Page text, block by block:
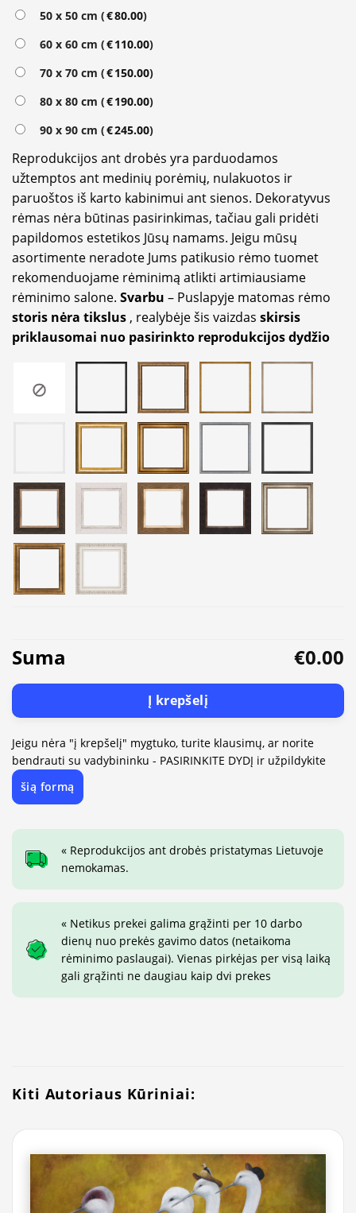
50 x 50 cm (€80.00)
60 x 60 cm (€110.00)
70 x 70 cm (€150.00)
80 x 80 cm (€190.00)
90 x 90 cm (€245.00)
Reprodukcijos ant drobės yra parduodamos
užtemptos ant medinių porėmių, nulakuotos ir
paruoštos iš karto kabinimui ant sienos. Dekoratyvus
rėmas nėra būtinas pasirinkimas, tačiau gali pridėti
papildomos estetikos Jūsų namams. Jeigu mūsų
asortimente neradote Jums patikusio rėmo tuomet
rekomenduojame rėminimą atlikti artimiausiame
rėminimo salone. Svarbu – Puslapyje matomas rėmo
storis nėra tikslus , realybėje šis vaizdas skirsis
priklausomai nuo pasirinkto reprodukcijos dydžio
Suma €0.00
Į krepšelį
Alternative:
Jeigu nėra "į krepšelį" mygtuko, turite klausimų, ar norite
bendrauti su vadybininku - PASIRINKITE DYDĮ ir užpildykite
šią formą
« Reprodukcijos ant drobės pristatymas Lietuvoje
nemokamas.
« Netikus prekei galima grąžinti per 10 darbo
dienų nuo prekės gavimo datos (netaikoma
rėminimo paslaugai). Vienas pirkėjas per visą laiką
gali grąžinti ne daugiau kaip dvi prekes
Kiti Autoriaus Kūriniai: